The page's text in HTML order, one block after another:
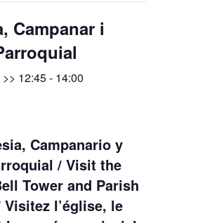
Campanar i
12:45- 14:00
Campanario y
/ Visit the
Tower and Parish
Visitez l’église, le